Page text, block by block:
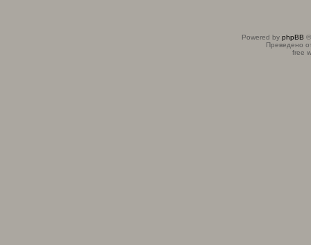
Powered by phpBB
Преведено
free